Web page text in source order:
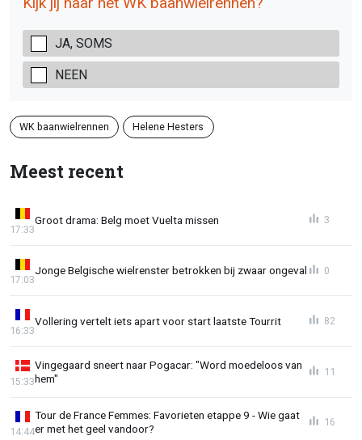
JA, SOMS
NEEN
WK baanwielrennen Helene Hesters
Meest recent
Groot drama: Belg moet Vuelta missen
17:33
3
Jonge Belgische wielrenster betrokken bij zwaar ongeval
17:03
0
Vollering vertelt iets apart voor start laatste Tourrit
16:33
82
Vingegaard sneert naar Pogacar: "Word moedeloos van
hem"
15:33
11
Tour de France Femmes: Favorieten etappe 9 - Wie gaat
er met het geel vandoor?
14:44
16